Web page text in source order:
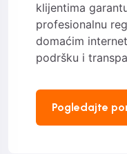
klijentima
profesionalnu
domaćim
podršku i
Pogledajte